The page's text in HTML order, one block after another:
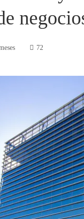
72